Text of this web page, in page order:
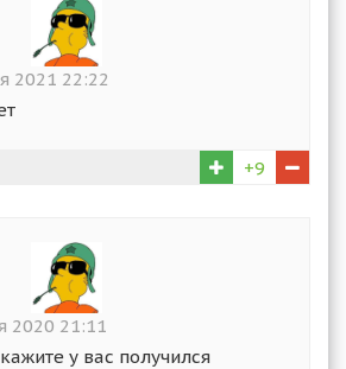
2021 22:22
+9
2020 21:11
у вас получился